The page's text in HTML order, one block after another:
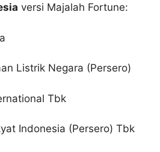
versi Majalah Fortune:
Listrik Negara (Persero)
Tbk
Indonesia (Persero) Tbk